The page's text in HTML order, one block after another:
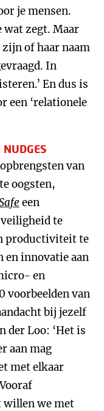
je mensen.
wat zegt. Maar
of haar naam
In
En dus is
een ‘relationele
van
oogsten,
een
te
productiviteit te
en innovatie aan
en
voorbeelden van
bij jezelf
der Loo: ‘Het is
aan mag
met elkaar
willen we met